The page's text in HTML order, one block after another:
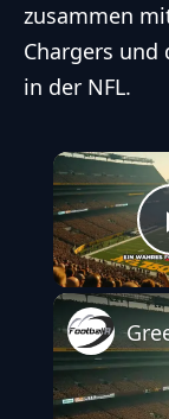
zusammen
Chargers und
in der NFL.